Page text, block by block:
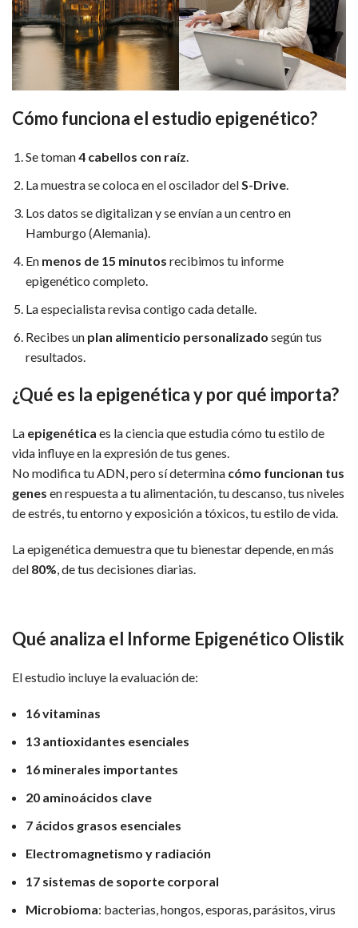
Cómo funciona el estudio epigenético?
Se toman4 cabellos con raíz.
La muestra se coloca en el oscilador delS-Drive.
Los datos se digitalizan y se envían a un centro en
Hamburgo (Alemania).
En menos de 15 minutos recibimos tu informe
epigenético completo.
La especialista revisa contigo cada detalle.
Recibes un plan alimenticio personalizado según tus
resultados.
¿Qué es la epigenética y por qué importa?
La epigenética es la ciencia que estudia cómo tu estilo de
vida influye en la expresión de tus genes.
No modifica tu ADN, pero sí determina cómo funcionan tus
genes en respuesta a tu alimentación, tu descanso, tus niveles
de estrés, tu entorno y exposición a tóxicos, tu estilo de vida.
La epigenética demuestra que tu bienestar depende, en más
del 80%, de tus decisiones diarias.
Qué analiza el Informe Epigenético Olistik
El estudio incluye la evaluación de:
16 vitaminas
13 antioxidantes esenciales
16 minerales importantes
20 aminoácidos clave
7 ácidos grasos esenciales
Electromagnetismo y radiación
17 sistemas de soporte corporal
Microbioma: bacterias, hongos, esporas, parásitos, virus